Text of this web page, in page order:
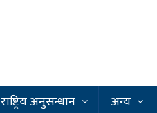
राष्ट्रिय अनुसन्धान अन्य